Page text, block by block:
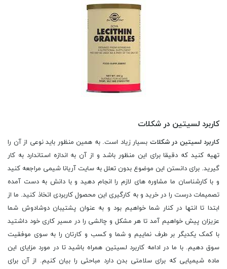
کاربرد لسیتین در شکلات
کاربرد لسیتین در شکلات بسیار زیاد است. به همین منظور باید نوعی از آن را
تهیه کنید که دقیقا برای این منظور باشد و از آن به اندازه استاندارد به کار
گیرید. برای دانستن این موضوع بدون تعلل به سایت آریانا شیمی مراجعه کنید
و با کارشناسان ما مشاوره های لازم را انجام دهید و با دانش به دست آمده
تصمیمات درست را در خرید و به کارگیری این محصول کاربردی اتخاذ کنید. ما از
ابتدا تا انتها در کنار شما خواهیم بود و به عنوان پشتیبان دوشادوش شما
عزیزان پیش خواهیم آمد تا هر مشکل و چالشی را در مسیر کاری خود داشتید
با کمک یکدیگر بر طرف نماییم و شما و کسب و کارتان را به سوی موفقیت
سوق دهیم. با ما در ادامه کاربرد لسیتین همراه باشید تا در مورد مزایای این
ماده شیمیایی که برای سلامتی بدن دارد مباحثی را بیان کنیم. از آن برای